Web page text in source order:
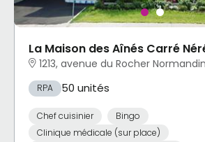
La Maison des Aînés Carré
1213, avenue du Rocher
RPA 50 unités
Chef cuisinier
Bingo
Clinique médicale (sur place)